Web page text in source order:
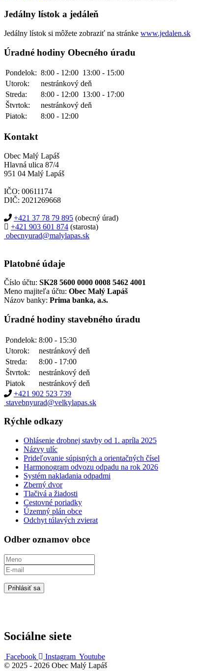
Jedálny lístok a jedáleň
Jedálny lístok si môžete zobraziť na stránke www.jedalen.sk
Úradné hodiny Obecného úradu
Pondelok: 8:00 - 12:00 13:00 - 15:00
Utorok:
nestránkový deň
Streda:
8:00 - 12:00 13:00 - 17:00
Štvrtok:
nestránkový deň
Piatok:
8:00 - 12:00
Kontakt
Obec Malý Lapáš
Hlavná ulica 87/4
951 04 Malý Lapáš
IČO: 00611174
DIČ: 2021269668
+421 37 78 79 895 (obecný úrad)
+421 903 601 874 (starosta)
obecnyurad@malylapas.sk
Platobné údaje
Číslo účtu: SK28 5600 0000 0008 5462 4001
Meno majiteľa účtu: Obec Malý Lapáš
Názov banky: Prima banka, a.s.
Úradné hodiny stavebného úradu
Pondelok: 8:00 - 15:30
Utorok:
nestránkový deň
Streda:
8:00 - 17:00
Štvrtok:
nestránkový deň
Piatok
nestránkový deň
+421 902 523 739
stavebnyurad@velkylapas.sk
Rýchle odkazy
Ohlásenie drobnej stavby od 1. apríla 2025
Názvy ulíc
Prideľovanie súpisných a orientačných čísel
Harmonogram odvozu odpadu na rok 2026
Systém nakladania odpadmi
Zberný dvor
Tlačivá a žiadosti
Cestovné poriadky
Územný plán obce
Odchyt túlavých zvierat
Odber oznamov obce
Prihlásiť sa
Sociálne siete
Facebook Instagram Youtube
© 2025 - 2026 Obec Malý Lapáš